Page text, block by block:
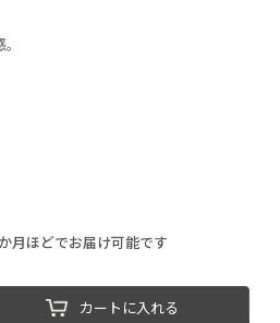
月ほどでお届け可能です
カートに入れる